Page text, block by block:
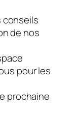
conseils
de nos
pour les
prochaine